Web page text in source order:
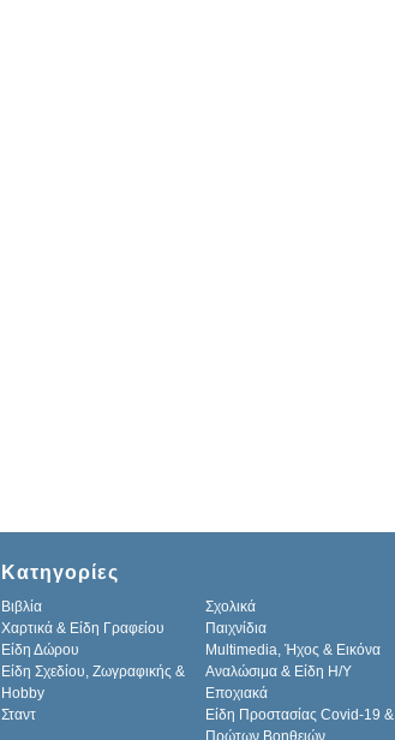
Κατηγορίες
Βιβλία
Σχολικά
Χαρτικά & Είδη Γραφείου
Παιχνίδια
Είδη Δώρου
Multimedia, Ήχος & Εικόνα
Είδη Σχεδίου, Ζωγραφικής &
Hobby
Αναλώσιμα & Είδη Η/Υ
Εποχιακά
Σταντ
Είδη Προστασίας Covid-19 &
Πρώτων Βοηθειών